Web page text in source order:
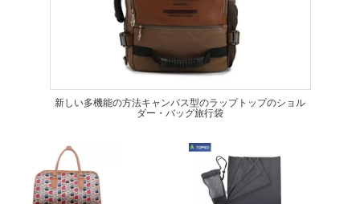
新しい多機能の方法キャンバス型のラップトップのショル
ダー・バッグ旅行袋